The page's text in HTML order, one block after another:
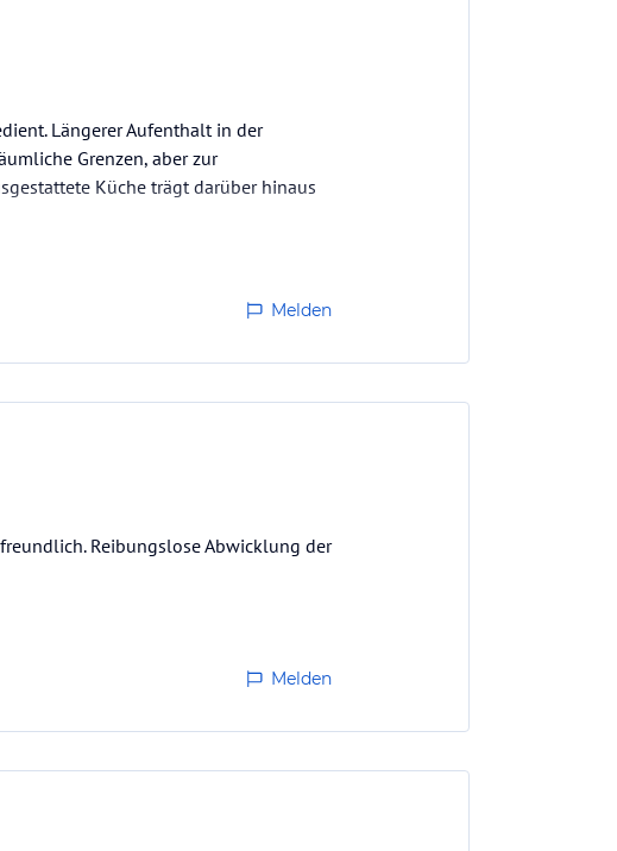
Längerer Aufenthalt in der
Grenzen, aber zur
Küche trägt darüber hinaus
Melden
Reibungslose Abwicklung der
Melden